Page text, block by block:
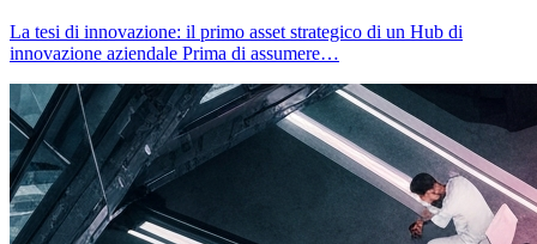
La tesi di innovazione: il primo asset strategico di un Hub di
innovazione aziendale Prima di assumere…